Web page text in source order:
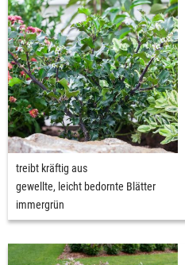
treibt kräftig aus
gewellte, leicht bedornte Blätter
immergrün